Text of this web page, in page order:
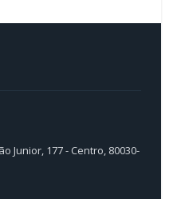
Junior, 177 - Centro, 80030-